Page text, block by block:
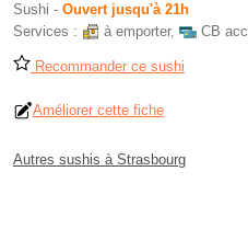
Sushi - Ouvert jusqu'à 21h
Services :
à emporter, CB
Recommander ce sushi
Améliorer cette fiche
Autres sushis à Strasbourg